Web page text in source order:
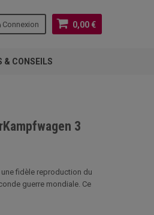
0,00 €
Connexion
& CONSEILS
3
fidèle reproduction du
guerre mondiale. Ce